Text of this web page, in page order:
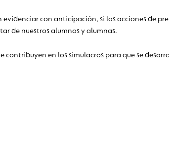
evidenciar con anticipación, si las acciones de
de nuestros alumnos y alumnas.
contribuyen en los simulacros para que se